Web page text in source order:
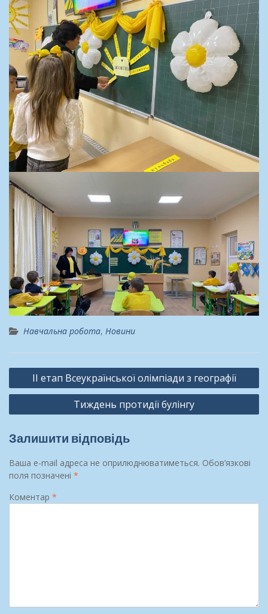
Навчальна робота, Новини
Навігація
записів
ІІ етап Всеукраїнської олімпіади з географії
Тиждень протидії булінгу
Залишити відповідь
Ваша e-mail адреса не оприлюднюватиметься. Обов’язкові
поля позначені *
Коментар *